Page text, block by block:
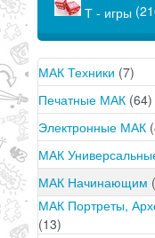
Т - игры
МАК Техники (7)
Печатные МАК (64)
Электронные МАК
МАК
МАК Начинающим
МАК Портреты,
(13)